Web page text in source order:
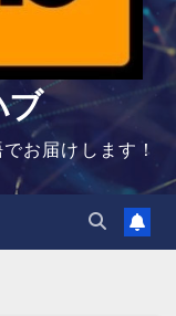
ブ
お届けします！